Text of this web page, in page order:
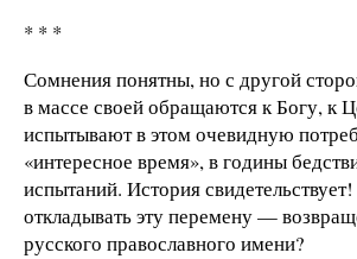
* * *
Сомнения понятны, но с другой
в массе своей обращаются к Богу, к
испытывают в этом очевидную
«интересное время», в годины
испытаний. История
откладывать эту перемену —
русского православного имени?